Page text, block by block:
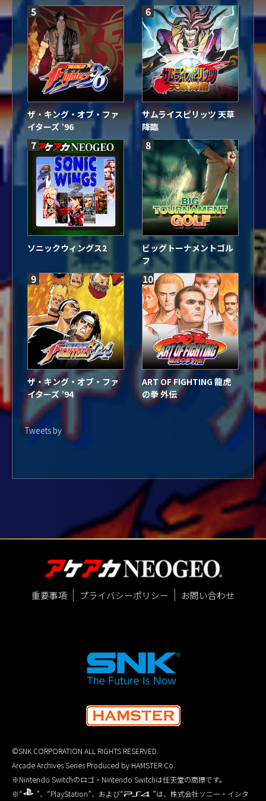
5
ザ・キング・オブ・ファ
イターズ ’96
6
サムライスピリッツ 天草
降臨
7
ソニックウィングス2
8
ビッグトーナメントゴル
フ
9
ザ・キング・オブ・ファ
イターズ ’94
10
ART OF FIGHTING 龍虎
の拳 外伝
Tweets by
重要事項 プライバシーポリシー お問い合わせ
©SNK CORPORATION ALL RIGHTS RESERVED.
Arcade Archives Series Produced by HAMSTER Co.
※Nintendo Switchのロゴ・Nintendo Switchは任天堂の商標です。
※“
”、“PlayStation”、および“ ”は、株式会社ソニー・インタ